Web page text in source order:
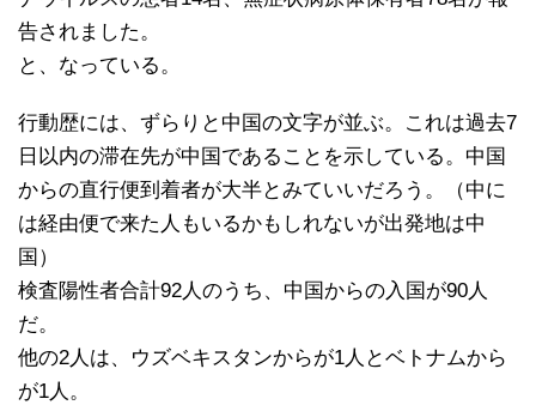
告されました。
と、なっている。
行動歴には、ずらりと中国の文字が並ぶ。これは過去7
日以内の滞在先が中国であることを示している。中国
からの直行便到着者が大半とみていいだろう。（中に
は経由便で来た人もいるかもしれないが出発地は中
国）
検査陽性者合計92人のうち、中国からの入国が90人
だ。
他の2人は、ウズベキスタンからが1人とベトナムから
が1人。